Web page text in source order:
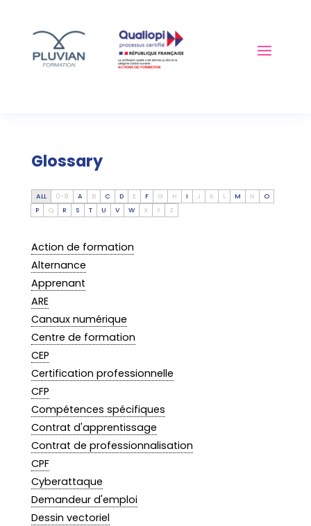
Glossary
ALL 0-9 A B C D E F G H I J K L M N
O
P
Q R S T U V W X Y Z
Action de formation
Alternance
Apprenant
ARE
Canaux numérique
Centre de formation
CEP
Certification professionnelle
CFP
Compétences spécifiques
Contrat d'apprentissage
Contrat de professionnalisation
CPF
Cyberattaque
Demandeur d'emploi
Dessin vectoriel